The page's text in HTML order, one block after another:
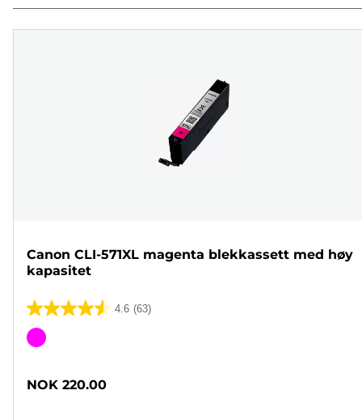
Canon CLI-571XL magenta blekkassett med høy
kapasitet
4.6 (63)
4.6
av
Fargekassett
NOK 220.00